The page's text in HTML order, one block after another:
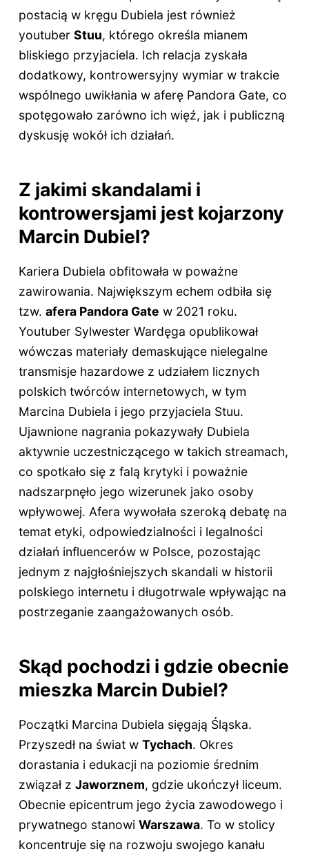
postacią w kręgu Dubiela jest również
youtuber Stuu, którego określa mianem
bliskiego przyjaciela. Ich relacja zyskała
dodatkowy, kontrowersyjny wymiar w trakcie
wspólnego uwikłania w aferę Pandora Gate, co
spotęgowało zarówno ich więź, jak i publiczną
dyskusję wokół ich działań.
Z jakimi skandalami i
kontrowersjami jest kojarzony
Marcin Dubiel?
Kariera Dubiela obfitowała w poważne
zawirowania. Największym echem odbiła się
tzw. afera Pandora Gate w 2021 roku.
Youtuber Sylwester Wardęga opublikował
wówczas materiały demaskujące nielegalne
transmisje hazardowe z udziałem licznych
polskich twórców internetowych, w tym
Marcina Dubiela i jego przyjaciela Stuu.
Ujawnione nagrania pokazywały Dubiela
aktywnie uczestniczącego w takich streamach,
co spotkało się z falą krytyki i poważnie
nadszarpnęło jego wizerunek jako osoby
wpływowej. Afera wywołała szeroką debatę na
temat etyki, odpowiedzialności i legalności
działań influencerów w Polsce, pozostając
jednym z najgłośniejszych skandali w historii
polskiego internetu i długotrwale wpływając na
postrzeganie zaangażowanych osób.
Skąd pochodzi i gdzie obecnie
mieszka Marcin Dubiel?
Początki Marcina Dubiela sięgają Śląska.
Przyszedł na świat w Tychach. Okres
dorastania i edukacji na poziomie średnim
związał z Jaworznem, gdzie ukończył liceum.
Obecnie epicentrum jego życia zawodowego i
prywatnego stanowi Warszawa. To w stolicy
koncentruje się na rozwoju swojego kanału